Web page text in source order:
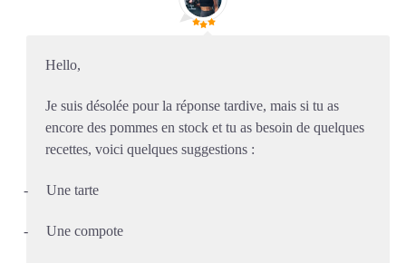
Hello,
Je suis désolée pour la réponse tardive, mais si tu as
encore des pommes en stock et tu as besoin de quelques
recettes, voici quelques suggestions :
- Une tarte
- Une compote